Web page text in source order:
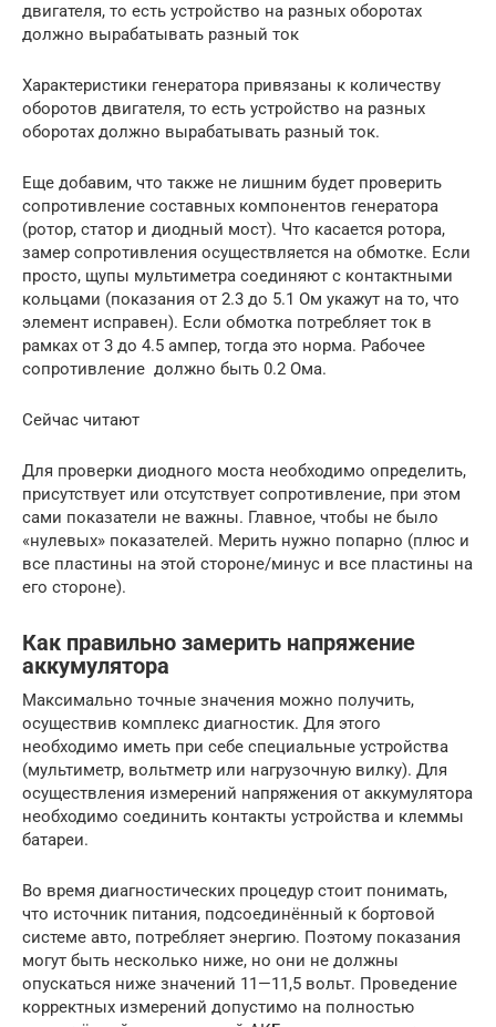
двигателя, то есть устройство на разных оборотах
должно вырабатывать разный ток
Характеристики генератора привязаны к количеству
оборотов двигателя, то есть устройство на разных
оборотах должно вырабатывать разный ток.
Еще добавим, что также не лишним будет проверить
сопротивление составных компонентов генератора
(ротор, статор и диодный мост). Что касается ротора,
замер сопротивления осуществляется на обмотке. Если
просто, щупы мультиметра соединяют с контактными
кольцами (показания от 2.3 до 5.1 Ом укажут на то, что
элемент исправен). Если обмотка потребляет ток в
рамках от 3 до 4.5 ампер, тогда это норма. Рабочее
сопротивление должно быть 0.2 Ома.
Сейчас читают
Для проверки диодного моста необходимо определить,
присутствует или отсутствует сопротивление, при этом
сами показатели не важны. Главное, чтобы не было
«нулевых» показателей. Мерить нужно попарно (плюс и
все пластины на этой стороне/минус и все пластины на
его стороне).
Как правильно замерить напряжение
аккумулятора
Максимально точные значения можно получить,
осуществив комплекс диагностик. Для этого
необходимо иметь при себе специальные устройства
(мультиметр, вольтметр или нагрузочную вилку). Для
осуществления измерений напряжения от аккумулятора
необходимо соединить контакты устройства и клеммы
батареи.
Во время диагностических процедур стоит понимать,
что источник питания, подсоединённый к бортовой
системе авто, потребляет энергию. Поэтому показания
могут быть несколько ниже, но они не должны
опускаться ниже значений 11—11,5 вольт. Проведение
корректных измерений допустимо на полностью